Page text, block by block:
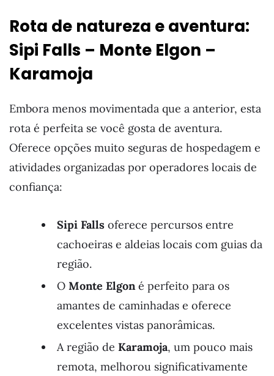
Rota de natureza e aventura:
Sipi Falls – Monte Elgon –
Karamoja
Embora menos movimentada que a anterior, esta
rota é perfeita se você gosta de aventura.
Oferece opções muito seguras de hospedagem e
atividades organizadas por operadores locais de
confiança:
Sipi Falls oferece percursos entre
cachoeiras e aldeias locais com guias da
região.
O Monte Elgon é perfeito para os
amantes de caminhadas e oferece
excelentes vistas panorâmicas.
A região de Karamoja, um pouco mais
remota, melhorou significativamente